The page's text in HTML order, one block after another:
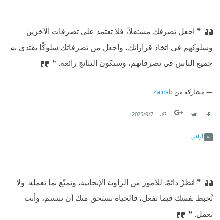
❞ اجعل تصرفك مستقلاً، فلا تعتمد على تصرفات الآخرين
وسلوكهم في اتخاذ قراراتك، واجعل من تصرفاتك سلوكًا يقتدي به
جميع الناس في تصرفاتهم، وستكون النتائج رائعة. ❝
مشاركة من Zainab
7‏/9‏/2025
أوافق
❞ انظرْ دائمًا للأمور من الزاوية الإيجابية، وتمتّع بما تعمله، ولا
تُحبط نفسك فيما تفعل، فالحياة تستحق منك أن تبتسم، وأنت
تعمل. ❝